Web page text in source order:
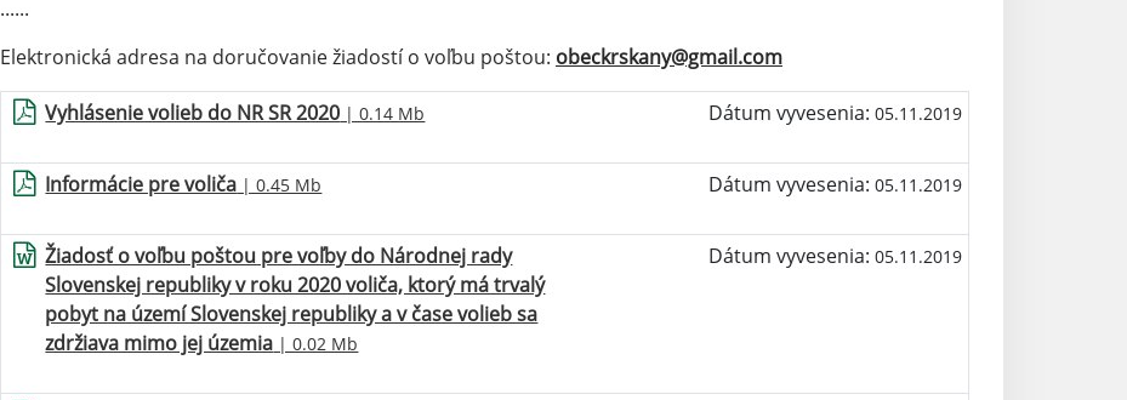
......
Elektronická adresa na doručovanie žiadostí o voľbu poštou: obeckrskany@gmail.com
Vyhlásenie volieb do NR SR 2020 | 0.14 Mb Dátum vyvesenia: 05.11.2019
Informácie pre voliča | 0.45 Mb Dátum vyvesenia: 05.11.2019
Žiadosť o voľbu poštou pre voľby do Národnej rady
Slovenskej republiky v roku 2020 voliča, ktorý má trvalý
pobyt na území Slovenskej republiky a v čase volieb sa
zdržiava mimo jej územia | 0.02 Mb
Dátum vyvesenia: 05.11.2019